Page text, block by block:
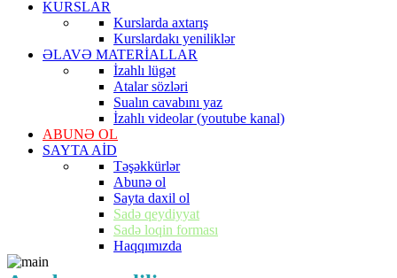
KURSLAR
Kurslarda axtarış
Kurslardakı yeniliklər
ƏLAVƏ MATERİALLAR
İzahlı lügət
Atalar sözləri
Sualın cavabını yaz
İzahlı videolar (youtube kanal)
ABUNƏ OL
SAYTA AİD
Təşəkkürlər
Abunə ol
Sayta daxil ol
Sadə qeydiyyat
Sadə loqin forması
Haqqımızda